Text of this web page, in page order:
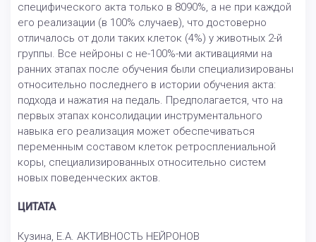
специфического акта только в 8090%, а не при каждой
его реализации (в 100% случаев), что достоверно
отличалось от доли таких клеток (4%) у животных 2-й
группы. Все нейроны с не-100%-ми активациями на
ранних этапах после обучения были специализированы
относительно последнего в истории обучения акта:
подхода и нажатия на педаль. Предполагается, что на
первых этапах консолидации инструментального
навыка его реализация может обеспечиваться
переменным составом клеток ретросплениальной
коры, специализированных относительно систем
новых поведенческих актов.
ЦИТАТА
Кузина, Е.А. АКТИВНОСТЬ НЕЙРОНОВ